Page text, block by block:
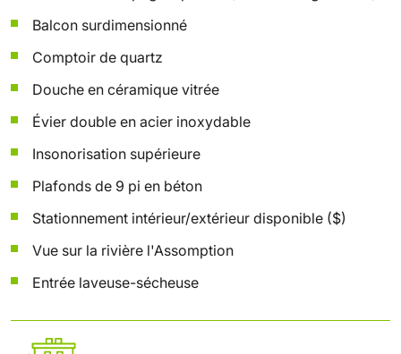
Balcon surdimensionné
Comptoir de quartz
Douche en céramique vitrée
Évier double en acier inoxydable
Insonorisation supérieure
Plafonds de 9 pi en béton
Stationnement intérieur/extérieur disponible ($)
Vue sur la rivière l'Assomption
Entrée laveuse-sécheuse